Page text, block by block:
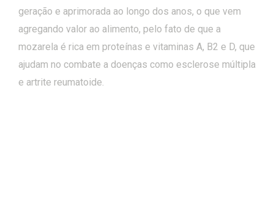
geração e aprimorada ao longo dos anos, o que vem
agregando valor ao alimento, pelo fato de que a
mozarela é rica em proteínas e vitaminas A, B2 e D, que
ajudam no combate a doenças como esclerose múltipla
e artrite reumatoide.